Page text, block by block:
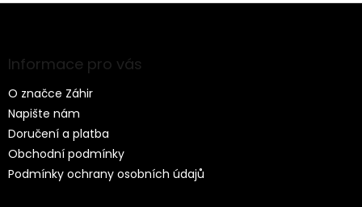
Z
aInformace pro vás
O značce Záhir
Napište nám
Doručení a platba
Obchodní podmínky
Podmínky ochrany osobních údajů